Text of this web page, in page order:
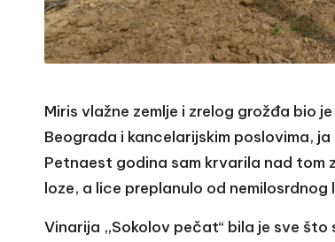
Miris vlažne zemlje i zrelog grožđa bio
Beograda i kancelarijskim poslovima,
Petnaest godina sam krvarila nad tom
loze, a lice preplanulo od nemilosrdnog
Vinarija „Sokolov pečat“ bila je sve što